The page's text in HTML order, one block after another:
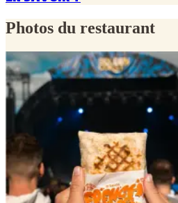
Photos du restaurant